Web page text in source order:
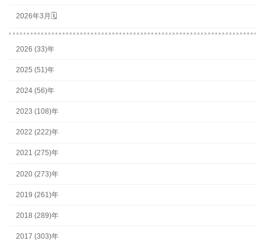
2026年3月🗓
2026 (33)年
2025 (51)年
2024 (56)年
2023 (108)年
2022 (222)年
2021 (275)年
2020 (273)年
2019 (261)年
2018 (289)年
2017 (303)年